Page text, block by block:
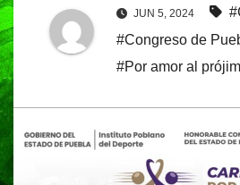
JUN 5, 2024
#Congreso de
#Por amor al